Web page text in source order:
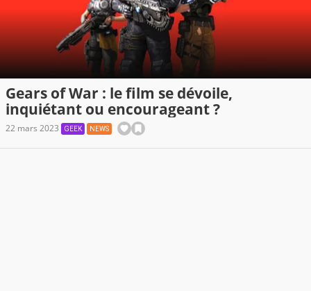
Gears of War : le film se dévoile,
inquiétant ou encourageant ?
22 mars 2023 GEEK NEWS